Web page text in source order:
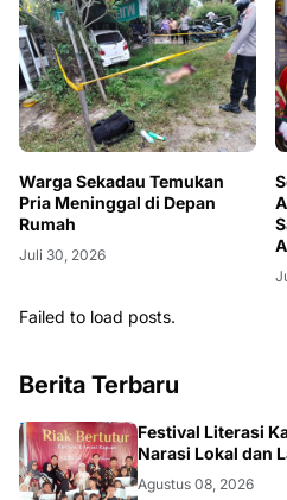
Warga Sekadau Temukan
Pria Meninggal di Depan
Rumah
Juli 30, 2026
Failed to load posts.
Berita Terbaru
DAERAH
Festival Literasi
Narasi Lokal dan
Agustus 08, 2026